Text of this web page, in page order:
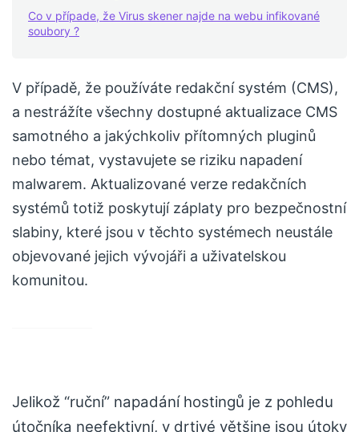
Co v případe, že Virus skener najde na webu infikované
soubory ?
V případě, že používáte redakční systém (CMS),
a nestrážíte všechny dostupné aktualizace CMS
samotného a jakýchkoliv přítomných pluginů
nebo témat, vystavujete se riziku napadení
malwarem. Aktualizované verze redakčních
systémů totiž poskytují záplaty pro bezpečnostní
slabiny, které jsou v těchto systémech neustále
objevované jejich vývojáři a uživatelskou
komunitou.
Jelikož “ruční” napadání hostingů je z pohledu
útočníka neefektivní, v drtivé většine jsou útoky